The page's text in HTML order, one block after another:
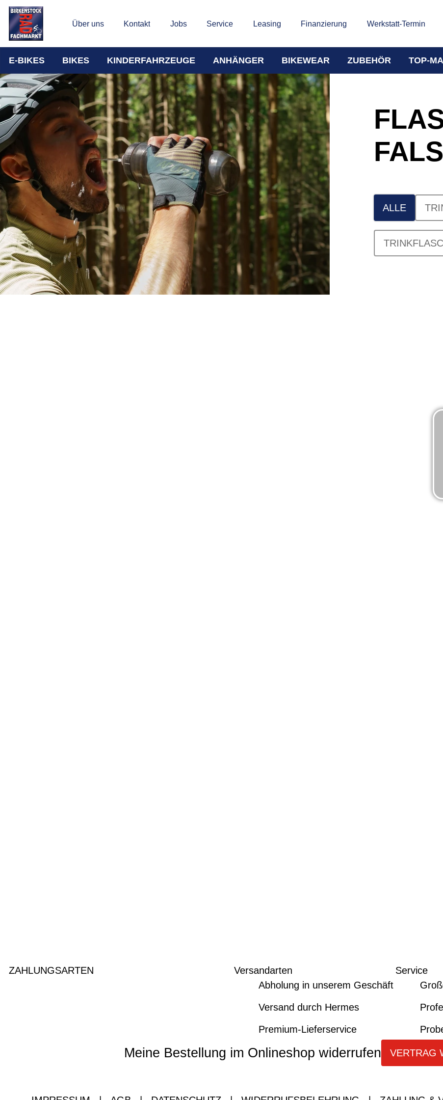
Über uns Kontakt Jobs Service Leasing Finanzierung Werkstatt-Termin
E-BIKES BIKES KINDERFAHRZEUGE ANHÄNGER BIKEWEAR ZUBEHÖR TOP-
ALLE
ZAHLUNGSARTEN
Versandarten
Abholung in unserem Geschäft
Versand durch Hermes
Premium-Lieferservice
Service
Meine Bestellung im Onlineshop widerrufen VERTRAG